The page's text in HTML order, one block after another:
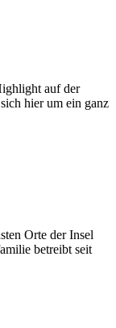
auf der
hier um ein ganz
Orte der Insel
betreibt seit